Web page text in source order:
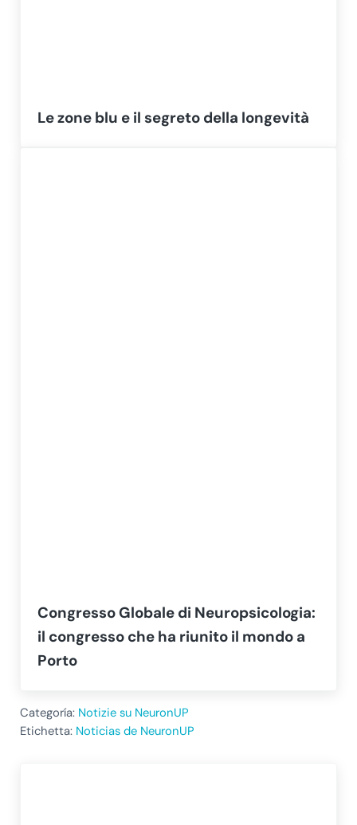
Le zone blu e il segreto della longevità
Congresso Globale di Neuropsicologia:
il congresso che ha riunito il mondo a
Porto
Categoría: Notizie su NeuronUP
Etichetta: Noticias de NeuronUP